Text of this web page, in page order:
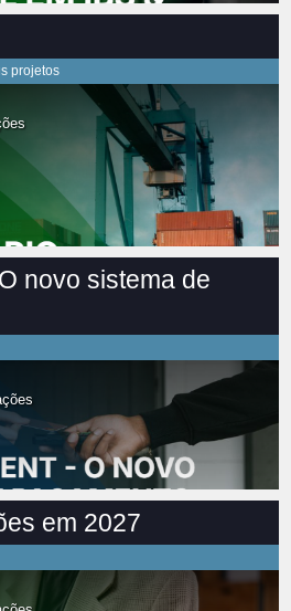
projetos
novo sistema de
em 2027